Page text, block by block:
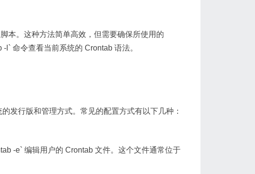
本。这种方法简单高效，但需要确保所使用的
命令查看当前系统的 Crontab 语法。
发行版和管理方式。常见的配置方式有以下几种：
-e` 编辑用户的 Crontab 文件。这个文件通常位于